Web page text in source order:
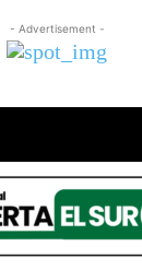
- Advertisement -